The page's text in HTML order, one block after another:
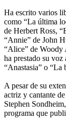
Ha escrito varios
como “La última
de Herbert Ross,
“Annie” de John
“Alice” de Woody
ha prestado su voz
“Anastasia” o “La
A pesar de su
actriz y cantante
Stephen
programa que